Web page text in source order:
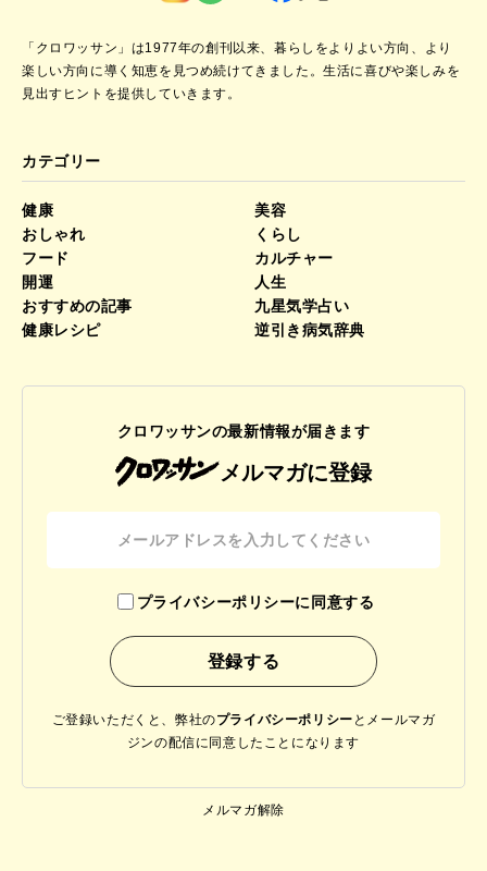
「クロワッサン」は1977年の創刊以来、暮らしをよりよい方向、より
楽しい方向に導く知恵を見つめ続けてきました。生活に喜びや楽しみを
見出すヒントを提供していきます。
カテゴリー
健康
美容
おしゃれ
くらし
フード
カルチャー
開運
人生
おすすめの記事
九星気学占い
健康レシピ
逆引き病気辞典
クロワッサンの最新情報が届きます
メルマガに登録
プライバシーポリシーに同意する
ご登録いただくと、弊社のプライバシーポリシー と メールマガ
ジンの配信に同意したことになります
メルマガ解除